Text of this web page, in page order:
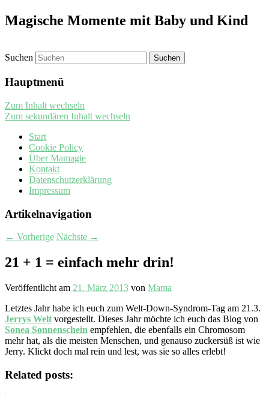
Magische Momente mit Baby und Kind
Suchen
Hauptmenü
Zum Inhalt wechseln
Zum sekundären Inhalt wechseln
Start
Cookie Policy
Über Mamagie
Kontakt
Datenschutzerklärung
Impressum
Artikelnavigation
← Vorherige Nächste →
21 + 1 = einfach mehr drin!
Veröffentlicht am 21. März 2013 von Mama
Letztes Jahr habe ich euch zum Welt-Down-Syndrom-Tag am 21.3.
Jerrys Welt vorgestellt. Dieses Jahr möchte ich euch das Blog von
Sonea Sonnenschein empfehlen, die ebenfalls ein Chromosom
mehr hat, als die meisten Menschen, und genauso zuckersüß ist wie
Jerry. Klickt doch mal rein und lest, was sie so alles erlebt!
Related posts: